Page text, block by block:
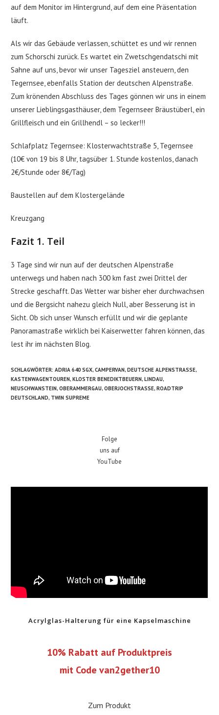
auf dem Monitor im Hintergrund, auf dem eine Präsentation
läuft.
Als wir das Gebäude verlassen, schüttet es und wir rennen
zum Schorschi zurück. Es wartet ein Zwetschgendatschi mit
Sahne auf uns, bevor wir unser Tagesziel ansteuern, den
Tegernsee, ebenfalls Station der deutschen Alpenstraße.
Zum krönenden Abschluss des Tages gönnen wir uns in einem
unserer Lieblingsgasthäuser, dem Tegernseer Bräustüberl, ein
Grillfleisch und ein Grillhendl – so lecker!!!
Schlafplatz Tegernsee: Klosterwachtstraße 5, Tegernsee
(10€ von 19 bis 8 Uhr, tagsüber 1. Stunde kostenlos, danach
2€/Stunde oder 8€/Tag)
Baustellen auf dem Klostergelände
Kreuzgang
Fazit 1. Teil
3 Tage sind wir nun auf der deutschen Alpenstraße
unterwegs und haben nach 300 km fast zwei Drittel der
Strecke geschafft. Das Wetter war bisher eher durchwachsen
und die Bergsicht nahezu gleich Null, aber Besserung ist in
Sicht. Ob sich unser Wunsch erfüllt und wir die geplante
Panoramastraße wirklich bei Kaiserwetter fahren können, das
lest ihr im nächsten Blog.
SCHLAGWÖRTER:ADRIA 640 SGX, CAMPERVAN, DEUTSCHE ALPENSTRASSE ,
KASTENWAGENTOUREN, KLOSTER BENEDIKTBEUERN, LINDAU,
NEUSCHWANSTEIN, OBERAMMERGAU, OBERJOCHSTRASSE , ROADTRIP
DEUTSCHLAND, TWIN SUPREME
Folge
uns auf
YouTube
Acrylglas-Halterung für eine Kapselmaschine
10% Rabatt auf Produktpreis
mit Code van2gether10
Zum Produkt